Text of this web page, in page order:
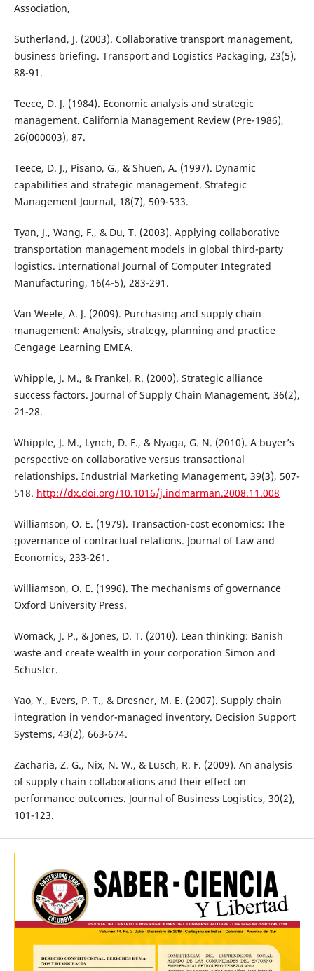
Association,
Sutherland, J. (2003). Collaborative transport management,
business briefing. Transport and Logistics Packaging, 23(5),
88-91.
Teece, D. J. (1984). Economic analysis and strategic
management. California Management Review (Pre-1986),
26(000003), 87.
Teece, D. J., Pisano, G., & Shuen, A. (1997). Dynamic
capabilities and strategic management. Strategic
Management Journal, 18(7), 509-533.
Tyan, J., Wang, F., & Du, T. (2003). Applying collaborative
transportation management models in global third-party
logistics. International Journal of Computer Integrated
Manufacturing, 16(4-5), 283-291.
Van Weele, A. J. (2009). Purchasing and supply chain
management: Analysis, strategy, planning and practice
Cengage Learning EMEA.
Whipple, J. M., & Frankel, R. (2000). Strategic alliance
success factors. Journal of Supply Chain Management, 36(2),
21-28.
Whipple, J. M., Lynch, D. F., & Nyaga, G. N. (2010). A buyer’s
perspective on collaborative versus transactional
relationships. Industrial Marketing Management, 39(3), 507-
518. http://dx.doi.org/10.1016/j.indmarman.2008.11.008
Williamson, O. E. (1979). Transaction-cost economics: The
governance of contractual relations. Journal of Law and
Economics, 233-261.
Williamson, O. E. (1996). The mechanisms of governance
Oxford University Press.
Womack, J. P., & Jones, D. T. (2010). Lean thinking: Banish
waste and create wealth in your corporation Simon and
Schuster.
Yao, Y., Evers, P. T., & Dresner, M. E. (2007). Supply chain
integration in vendor-managed inventory. Decision Support
Systems, 43(2), 663-674.
Zacharia, Z. G., Nix, N. W., & Lusch, R. F. (2009). An analysis
of supply chain collaborations and their effect on
performance outcomes. Journal of Business Logistics, 30(2),
101-123.